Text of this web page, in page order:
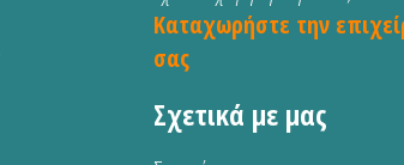
Καταχωρήστε την
σας
Σχετικά με μας